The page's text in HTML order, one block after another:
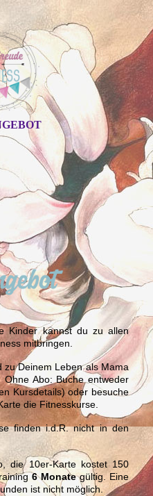
Kinder kannst du zu allen
mitbringen.
zu Deinem Leben als Mama
Abo: Buche entweder
Kursdetails) oder besuche
die Fitnesskurse.
finden i.d.R. nicht in den
die 10er-Karte kostet 150
6 Monategültig. Eine
ist nicht möglich.